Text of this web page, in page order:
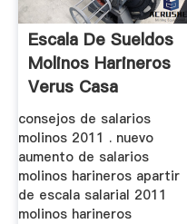
Escala De Sueldos
Molinos Harineros
Verus Casa
consejos de salarios
molinos 2011 . nuevo
aumento de salarios
molinos harineros apartir
de escala salarial 2011
molinos harineros